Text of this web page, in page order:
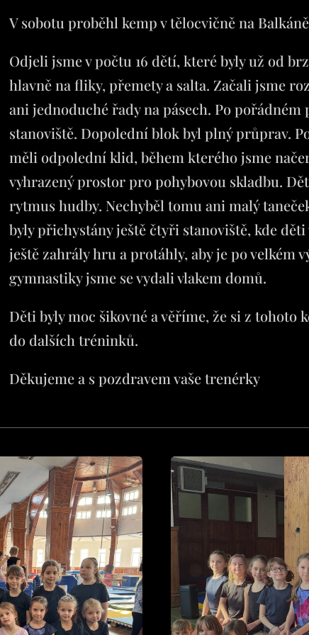
V sobotu proběhl kemp v tělocvičně na
Odjeli jsme v počtu 16 dětí, které byly už od
hlavně na fliky, přemety a salta. Začali jsme
ani jednoduché řady na pásech. Po
stanoviště. Dopolední blok byl plný průprav.
měli odpolední klid, během kterého jsme
vyhrazený prostor pro pohybovou skladbu.
rytmus hudby. Nechyběl tomu ani malý
byly přichystány ještě čtyři stanoviště, kde
ještě zahrály hru a protáhly, aby je po velkém
gymnastiky jsme se vydali vlakem domů.
Děti byly moc šikovné a věříme, že si z tohoto
do dalších tréninků.
Děkujeme a s pozdravem vaše trenérky 😊